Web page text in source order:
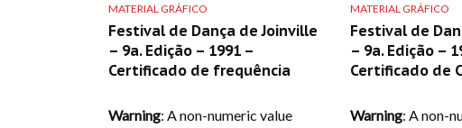
MATERIAL GRÁFICO
Festival de Dança de Joinville
– 9a. Edição – 1991 –
Certificado de frequência
Warning: A non-numeric value
MATERIAL GRÁFICO
Festival de
– 9a. Edição –
Certificado de
Warning: A non-